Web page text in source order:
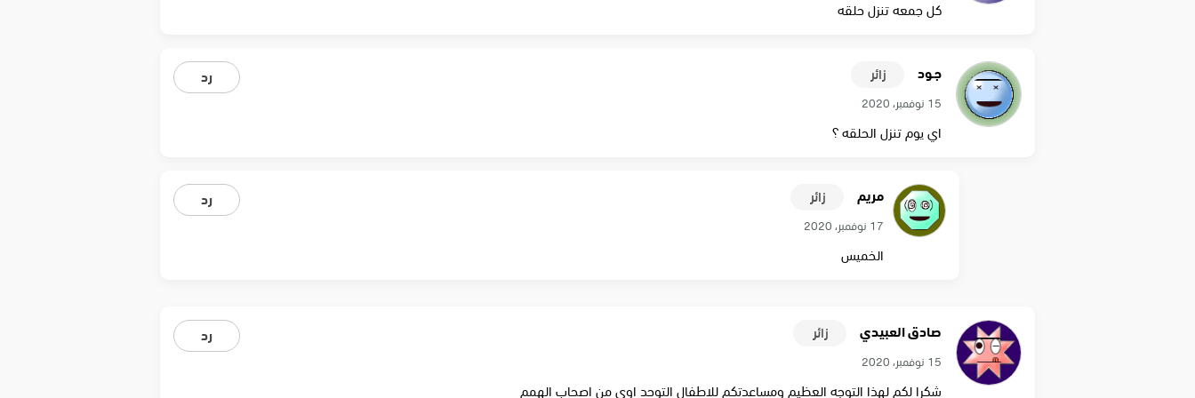
كل جمعه تنزل حلقه
جـود زائر رد
15 نوفمبر، 2020
اي يوم تنزل الحلقه ؟
مريم زائر رد
17 نوفمبر، 2020
الخميس
صادق العبيدي زائر رد
15 نوفمبر، 2020
شكرا لكم لهذا التوجه العظيم ومساعدتكم للاطفال التوحد اوي من اصحاب الهمم